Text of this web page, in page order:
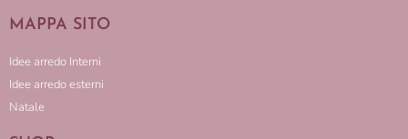
MAPPA SITO
Idee arredo Interni
Idee arredo esterni
Natale